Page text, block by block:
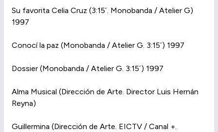
Su favorita Celia Cruz (3:15´. Monobanda / Atelier G)
1997
Conocí la paz (Monobanda / Atelier G. 3:15´) 1997
Dossier (Monobanda / Atelier G. 3:15´) 1997
Alma Musical (Dirección de Arte. Director Luis Hernán
Reyna)
Guillermina (Dirección de Arte. EICTV / Canal +.